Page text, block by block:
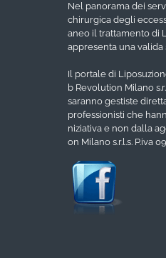
Nel panorama dei
chirurgica degli
aneo il trattamento di
appresenta una valida
Il portale di
b Revolution Milano
saranno gestiste
professionisti che
niziativa e non dalla
on Milano s.r.l.s. P.iva